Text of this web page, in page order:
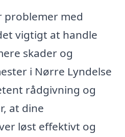
problemer med
vigtigt at handle
skader og
i Nørre Lyndelse
rådgivning og
at dine
løst effektivt og